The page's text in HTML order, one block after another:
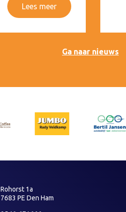
Lees meer
Ga naar nieuws
Rohorst 1a
7683 PE Den Ham